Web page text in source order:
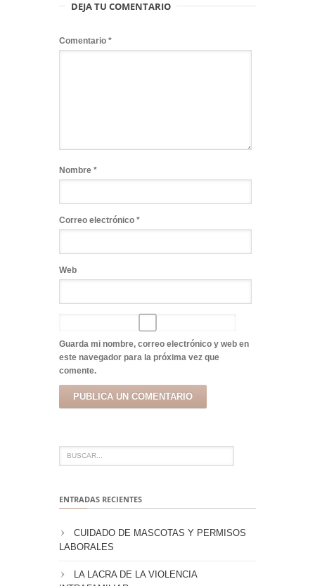
DEJA TU COMENTARIO
Comentario *
Nombre *
Correo electrónico *
Web
Guarda mi nombre, correo electrónico y web en
este navegador para la próxima vez que
comente.
ENTRADAS RECIENTES
CUIDADO DE MASCOTAS Y PERMISOS
LABORALES
LA LACRA DE LA VIOLENCIA